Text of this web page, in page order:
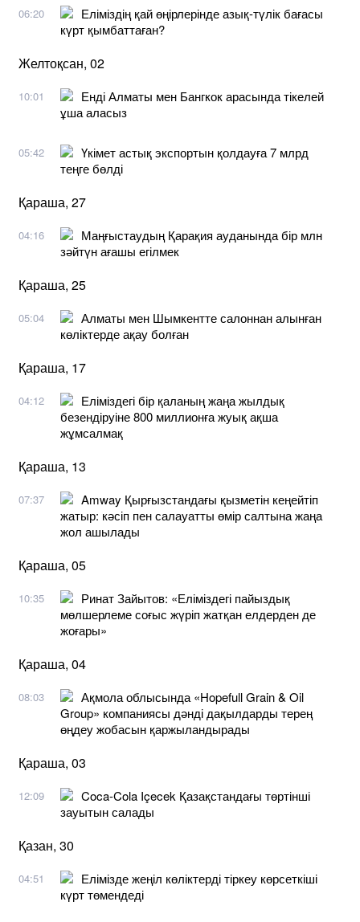
06:20
Еліміздің қай өңірлерінде азық-түлік бағасы
күрт қымбаттаған?
Желтоқсан, 02
10:01
Енді Алматы мен Бангкок арасында тікелей
ұша аласыз
05:42
Үкімет астық экспортын қолдауға 7 млрд
теңге бөлді
Қараша, 27
04:16
Маңғыстаудың Қарақия ауданында бір млн
зәйтүн ағашы егілмек
Қараша, 25
05:04
Алматы мен Шымкентте салоннан алынған
көліктерде ақау болған
Қараша, 17
04:12
Еліміздегі бір қаланың жаңа жылдық
безендіруіне 800 миллионға жуық ақша
жұмсалмақ
Қараша, 13
07:37
Amway Қырғызстандағы қызметін кеңейтіп
жатыр: кәсіп пен салауатты өмір салтына жаңа
жол ашылады
Қараша, 05
10:35
Ринат Зайытов: «Еліміздегі пайыздық
мөлшерлеме соғыс жүріп жатқан елдерден де
жоғары»
Қараша, 04
08:03
Ақмола облысында «Hopefull Grain & Oil
Group» компаниясы дәнді дақылдарды терең
өңдеу жобасын қаржыландырады
Қараша, 03
12:09
Coca-Cola Içecek Қазақстандағы төртінші
зауытын салады
Қазан, 30
04:51
Елімізде жеңіл көліктерді тіркеу көрсеткіші
күрт төмендеді